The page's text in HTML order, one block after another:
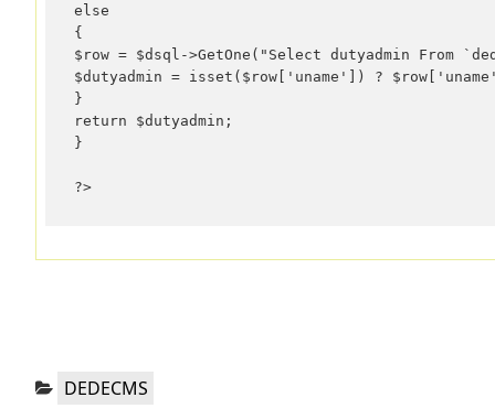
else
{
$row = $dsql->GetOne("Select dutyadmin
$dutyadmin = isset($row['uname']) ?
}
return $dutyadmin;
}
?>
分
DEDECMS